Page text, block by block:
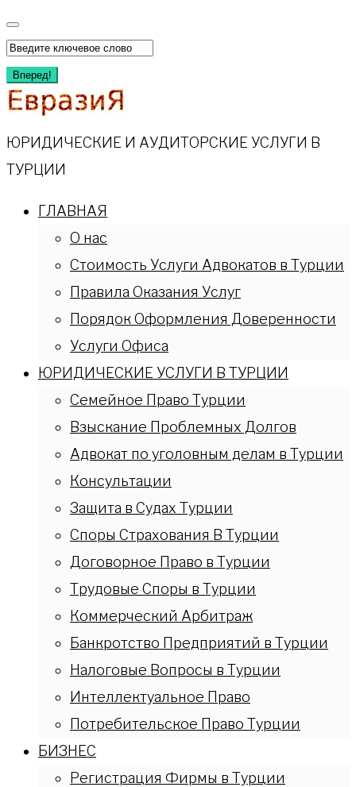
Перейти
к
содержимому
Искать:
Вперед!
ЮРИДИЧЕСКИЕ И АУДИТОРСКИЕ УСЛУГИ В
ТУРЦИИ
ГЛАВНАЯ
О нас
Стоимость Услуги Адвокатов в Турции
Правила Оказания Услуг
Порядок Оформления Доверенности
Услуги Офиса
ЮРИДИЧЕСКИЕ УСЛУГИ В ТУРЦИИ
Семейное Право Турции
Взыскание Проблемных Долгов
Адвокат по уголовным делам в Турции
Консультации
Защита в Судах Турции
Споры Страхования В Турции
Договорное Право в Турции
Трудовые Споры в Турции
Коммерческий Арбитраж
Банкротство Предприятий в Турции
Налоговые Вопросы в Турции
Интеллектуальное Право
Потребительское Право Турции
БИЗНЕС
Регистрация Фирмы в Турции